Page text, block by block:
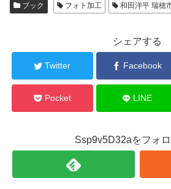
ブック フォト加工 和田洋平 瑞穂
シェアする
Twitter Facebook
Pocket LINE
Ssp9v5D32aをフォ